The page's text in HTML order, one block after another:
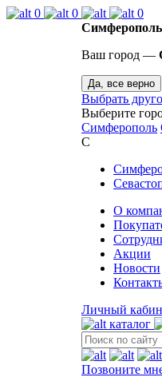
0 0
0
Симферополь
Ваш город —
Да, все верно
Выбрать
Выберите
Симферополь
С
О
Акции
Новости
Личный
каталог
Позвоните